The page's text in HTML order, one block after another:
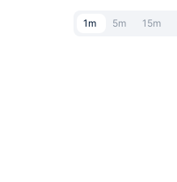
1m 5m 15m